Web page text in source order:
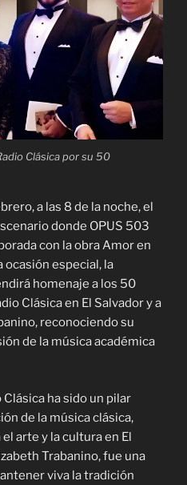
Clásica por su 50
a las 8 de la noche, el
donde OPUS 503
con la obra Amor en
ocasión especial, la
homenaje a los 50
Clásica en El Salvador y a
reconociendo su
de la música académica
ha sido un pilar
de la música clásica,
arte y la cultura en El
Trabanino, fue una
viva la tradición